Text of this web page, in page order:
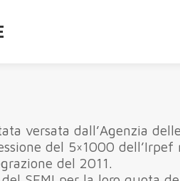
versata dall’Agenzia
del 5×1000 dell’Irpef
del 2011.